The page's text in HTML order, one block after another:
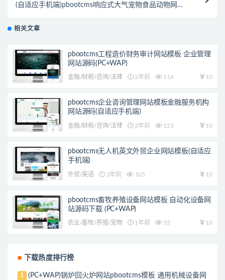
(自适应手机端)pbootcms响应式大气宠物食品动物网站
相关文章
pbootcms工程造价财务审计网站模板 企业管理
网站源码(PC+WAP)
金融/财税/咨询/法律 2年前 116 10
pbootcms企业咨询管理网站模板金融服务机构
网站源码(自适应手机端)
金融/财税/咨询/法律 2年前 123 10
pbootcms无人机英文外贸企业网站模板(自适应
手机端)
外贸/英语 2年前 105 10
pbootcms畜牧养殖设备网站模板 自动化设备网
站源码下载 (PC+WAP)
农业/畜牧/养殖/宠物 1年前 35 10
下载热度排行榜
1
(PC+WAP)锅炉回火炉网站pbootcms模板 通用机械设备网